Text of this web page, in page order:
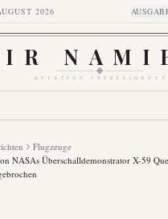
2026
AVIATION INTELLIGENCE
Flugzeuge
NASAs Überschalldemonstrator X-59